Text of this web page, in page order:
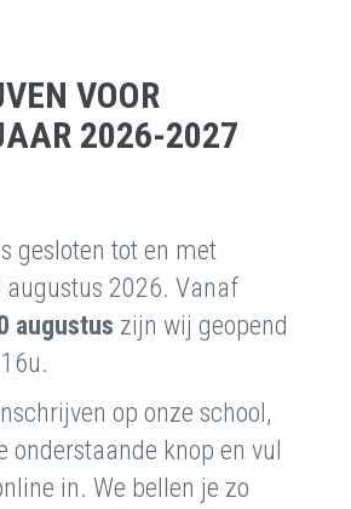
VOOR
2026-2027
gesloten tot en met
augustus 2026. Vanaf
augustus zijn wij geopend
op onze school,
onderstaande knop en vul
in. We bellen je zo